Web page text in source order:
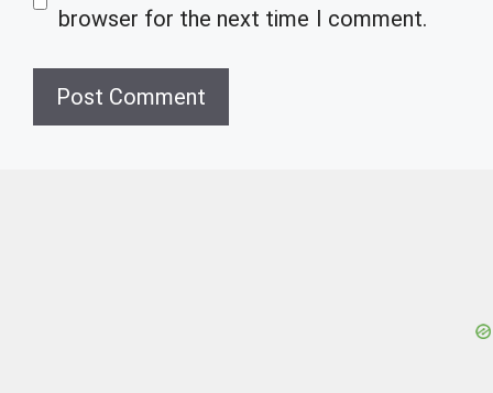
browser for the next time I comment.